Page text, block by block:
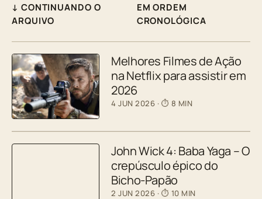
↓ CONTINUANDO O
ARQUIVO
EM ORDEM
CRONOLÓGICA
Melhores Filmes de Ação
na Netflix para assistir em
2026
4 JUN 2026 · ⏱ 8 MIN
John Wick 4: Baba Yaga – O
crepúsculo épico do
Bicho-Papão
2 JUN 2026 · ⏱ 10 MIN